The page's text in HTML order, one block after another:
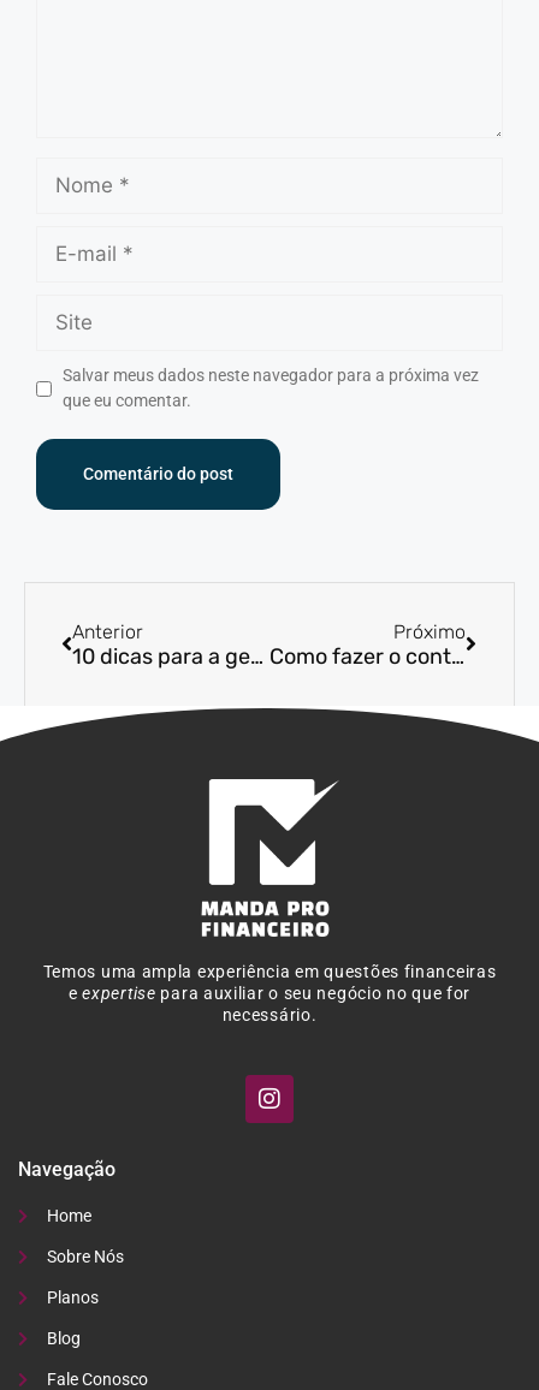
Salvar meus dados neste navegador para a próxima vez
que eu comentar.
Anterior
10 dicas para a gestão financeira de um pequeno negócio
Próximo
Como fazer o controle de fluxo de caixa da sua empresa
Temos uma ampla experiência em questões financeiras
eexpertise para auxiliar o seu negócio no que for
necessário.
Navegação
Home
Sobre Nós
Planos
Blog
Fale Conosco